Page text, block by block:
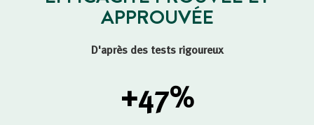
APPROUVÉE
D'après des tests rigoureux
+47%